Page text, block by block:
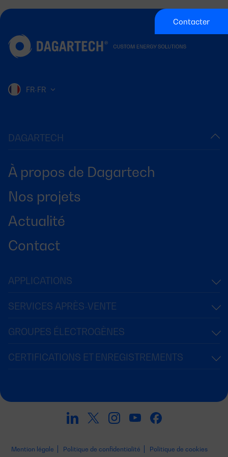
Contacter
DAGARTECH
À propos de Dagartech
Nos projets
Actualité
Contact
FR-FR
APPLICATIONS
SERVICES APRÈS-VENTE
GROUPES ÉLECTROGÈNES
CERTIFICATIONS ET ENREGISTREMENTS
Mention légale Politique de confidentialité Politique de cookies